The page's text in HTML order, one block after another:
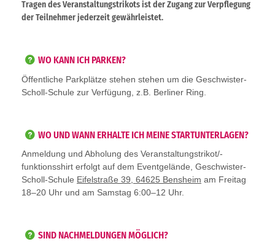
Tragen des Veranstaltungstrikots ist der Zugang zur Verpflegung
der Teilnehmer jederzeit gewährleistet.
WO KANN ICH PARKEN?
Öffentliche Parkplätze stehen stehen um die Geschwister-
Scholl-Schule zur Verfügung, z.B. Berliner Ring.
WO UND WANN ERHALTE ICH MEINE STARTUNTERLAGEN?
Anmeldung und Abholung des Veranstaltungstrikot/-
funktionsshirt erfolgt auf dem Eventgelände, Geschwister-
Scholl-Schule Eifelstraße 39, 64625 Bensheim am Freitag
18–20 Uhr und am Samstag 6:00–12 Uhr.
SIND NACHMELDUNGEN MÖGLICH?